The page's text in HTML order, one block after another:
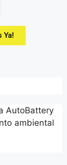
Ya!
AutoBattery
ambiental